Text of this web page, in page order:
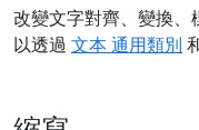
改變文字對齊、變換
以透過 文本 通用類別